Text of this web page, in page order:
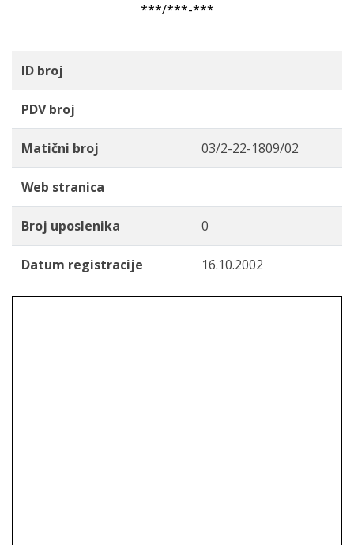
***/***-***
ID broj
PDV broj
Matični broj 03/2-22-1809/02
Web stranica
Broj uposlenika 0
Datum registracije 16.10.2002